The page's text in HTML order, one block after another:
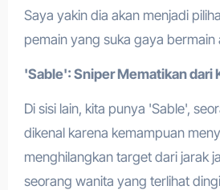
Saya yakin dia akan menjadi
pemain yang suka gaya
'Sable': Sniper Mematikan dari
Di sisi lain, kita punya 'Sable',
dikenal karena kemampuan
menghilangkan target dari jarak
seorang wanita yang terlihat